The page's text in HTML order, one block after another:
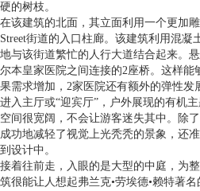
硬的树枝。
在该建筑的北面，其立面利用一个更加
Street街道的入口柱廊。该建筑利用混凝
地与该街道繁忙的人行大道结合起来。
尔本皇家医院之间连接的2座桥。这样能
果需求增加，2家医院还有额外的弹性发
进入主厅或“迎宾厅”，户外展现的有机
空间很宽阔，不会让游客迷失其中。除
成功地减轻了视觉上光秃秃的景象，还
到设计中。
接着往前走，入眼的是大型的中庭，为
筑很能让人想起弗兰克•劳埃德•赖特著